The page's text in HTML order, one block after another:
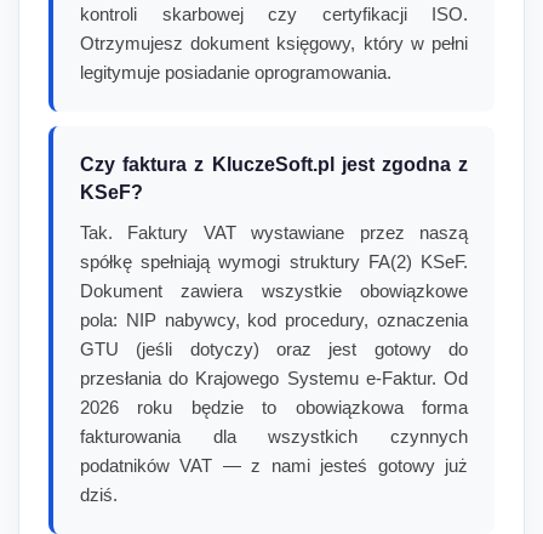
kontroli skarbowej czy certyfikacji ISO.
Otrzymujesz dokument księgowy, który w pełni
legitymuje posiadanie oprogramowania.
Czy faktura z KluczeSoft.pl jest zgodna z
KSeF?
Tak. Faktury VAT wystawiane przez naszą
spółkę spełniają wymogi struktury FA(2) KSeF.
Dokument zawiera wszystkie obowiązkowe
pola: NIP nabywcy, kod procedury, oznaczenia
GTU (jeśli dotyczy) oraz jest gotowy do
przesłania do Krajowego Systemu e-Faktur. Od
2026 roku będzie to obowiązkowa forma
fakturowania dla wszystkich czynnych
podatników VAT — z nami jesteś gotowy już
dziś.